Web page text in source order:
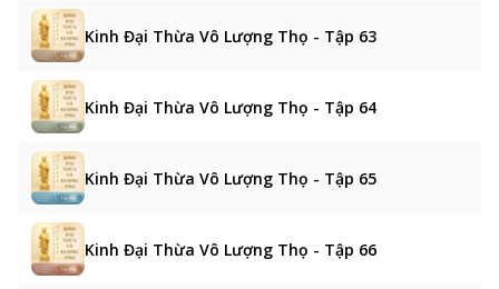
Kinh Đại Thừa Vô Lượng Thọ - Tập 63
Kinh Đại Thừa Vô Lượng Thọ - Tập 64
Kinh Đại Thừa Vô Lượng Thọ - Tập 65
Kinh Đại Thừa Vô Lượng Thọ - Tập 66